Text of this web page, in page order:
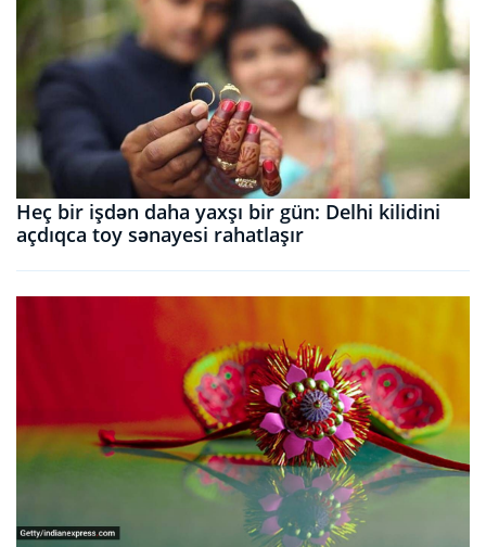
Heç bir işdən daha yaxşı bir gün: Delhi kilidini
açdıqca toy sənayesi rahatlaşır